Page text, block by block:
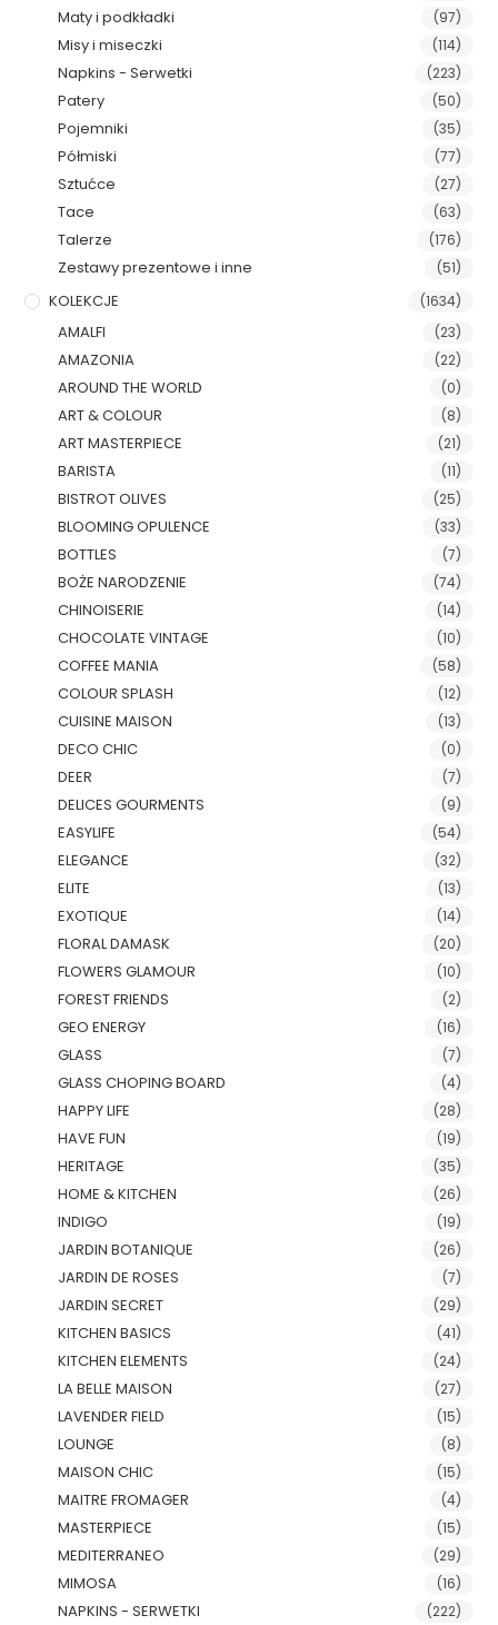
Maty i podkładki
(97)
Misy i miseczki (114)
Napkins - Serwetki (223)
Patery (50)
Pojemniki (35)
Półmiski (77)
Sztućce (27)
Tace (63)
Talerze (176)
Zestawy prezentowe i inne (51)
KOLEKCJE (1634)
AMALFI (23)
AMAZONIA (22)
AROUND THE WORLD (0)
ART & COLOUR (8)
ART MASTERPIECE (21)
BARISTA (11)
BISTROT OLIVES (25)
BLOOMING OPULENCE (33)
BOTTLES (7)
BOŻE NARODZENIE (74)
CHINOISERIE (14)
CHOCOLATE VINTAGE (10)
COFFEE MANIA (58)
COLOUR SPLASH (12)
CUISINE MAISON (13)
DECO CHIC (0)
DEER (7)
DELICES GOURMENTS (9)
EASYLIFE (54)
ELEGANCE (32)
ELITE (13)
EXOTIQUE (14)
FLORAL DAMASK (20)
FLOWERS GLAMOUR (10)
FOREST FRIENDS (2)
GEO ENERGY (16)
GLASS (7)
GLASS CHOPING BOARD (4)
HAPPY LIFE (28)
HAVE FUN (19)
HERITAGE (35)
HOME & KITCHEN (26)
INDIGO (19)
JARDIN BOTANIQUE (26)
JARDIN DE ROSES (7)
JARDIN SECRET (29)
KITCHEN BASICS (41)
KITCHEN ELEMENTS (24)
LA BELLE MAISON (27)
LAVENDER FIELD (15)
LOUNGE (8)
MAISON CHIC (15)
MAITRE FROMAGER (4)
MASTERPIECE (15)
MEDITERRANEO (29)
MIMOSA (16)
NAPKINS - SERWETKI (222)